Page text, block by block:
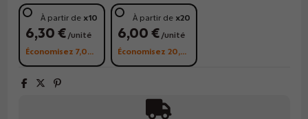
À partir de x10
6,30 € /unité
Économisez 7,00 €
À partir de x20
6,00 € /unité
Économisez 20,00 €